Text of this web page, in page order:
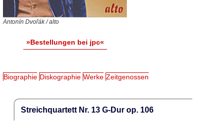
Antonín Dvořák / alto
»Bestellungen bei jpc«
Biographie Diskographie Werke Zeitgenossen
Streichquartett Nr. 13 G-Dur op. 106